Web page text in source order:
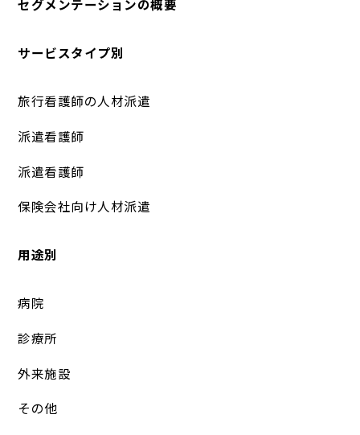
セグメンテーションの概要
サービスタイプ別
旅行看護師の人材派遣
派遣看護師
派遣看護師
保険会社向け人材派遣
用途別
病院
診療所
外来施設
その他